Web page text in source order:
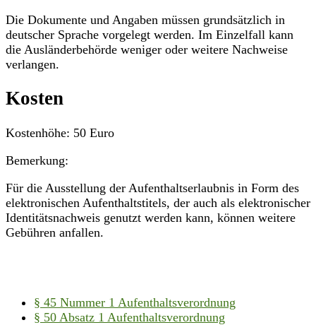
Die Dokumente und Angaben müssen grundsätzlich in
deutscher Sprache vorgelegt werden. Im Einzelfall kann
die Ausländerbehörde weniger oder weitere Nachweise
verlangen.
Kosten
Kostenhöhe: 50 Euro
Bemerkung:
Für die Ausstellung der Aufenthaltserlaubnis in Form des
elektronischen Aufenthaltstitels, der auch als elektronischer
Identitätsnachweis genutzt werden kann, können weitere
Gebühren anfallen.
§ 45 Nummer 1 Aufenthaltsverordnung
§ 50 Absatz 1 Aufenthaltsverordnung